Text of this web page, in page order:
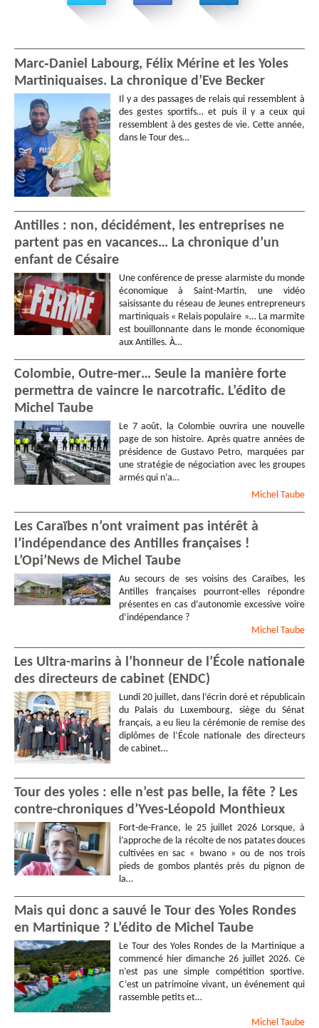
Marc‑Daniel Labourg, Félix Mérine et les Yoles
Martiniquaises. La chronique d’Eve Becker
Il y a des passages de relais qui ressemblent à
des gestes sportifs… et puis il y a ceux qui
ressemblent à des gestes de vie. Cette année,
dans le Tour des…
Antilles : non, décidément, les entreprises ne
partent pas en vacances… La chronique d’un
enfant de Césaire
Une conférence de presse alarmiste du monde
économique à Saint-Martin, une vidéo
saisissante du réseau de Jeunes entrepreneurs
martiniquais « Relais populaire »… La marmite
est bouillonnante dans le monde économique
aux Antilles. À…
Colombie, Outre-mer… Seule la manière forte
permettra de vaincre le narcotrafic. L’édito de
Michel Taube
Le 7 août, la Colombie ouvrira une nouvelle
page de son histoire. Après quatre années de
présidence de Gustavo Petro, marquées par
une stratégie de négociation avec les groupes
armés qui n’a…
Michel Taube
Les Caraïbes n’ont vraiment pas intérêt à
l’indépendance des Antilles françaises !
L’Opi’News de Michel Taube
Au secours de ses voisins des Caraïbes, les
Antilles françaises pourront-elles répondre
présentes en cas d’autonomie excessive voire
d’indépendance ?
Michel Taube
Les Ultra-marins à l’honneur de l’École nationale
des directeurs de cabinet (ENDC)
Lundi 20 juillet, dans l’écrin doré et républicain
du Palais du Luxembourg, siège du Sénat
français, a eu lieu la cérémonie de remise des
diplômes de l’École nationale des directeurs
de cabinet…
Tour des yoles : elle n’est pas belle, la fête ? Les
contre-chroniques d’Yves-Léopold Monthieux
Fort-de-France, le 25 juillet 2026 Lorsque, à
l’approche de la récolte de nos patates douces
cultivées en sac « bwano » ou de nos trois
pieds de gombos plantés près du pignon de
la…
Mais qui donc a sauvé le Tour des Yoles Rondes
en Martinique ? L’édito de Michel Taube
Le Tour des Yoles Rondes de la Martinique a
commencé hier dimanche 26 juillet 2026. Ce
n’est pas une simple compétition sportive.
C’est un patrimoine vivant, un événement qui
rassemble petits et…
Michel Taube